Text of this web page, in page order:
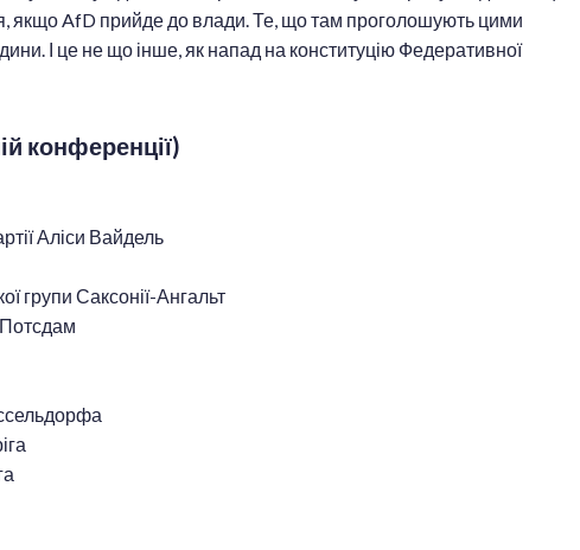
якщо AfD прийде до влади. Те, що там проголошують цими
І це не що інше, як напад на конституцію Федеративної
конференції)
Аліси Вайдель
групи Саксонії-Ангальт
Потсдам